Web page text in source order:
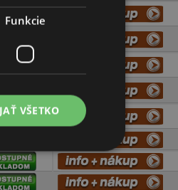
Funkcie
VŠETKO